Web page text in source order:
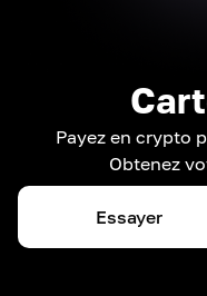
Payez en crypto
Obtenez
Essayer